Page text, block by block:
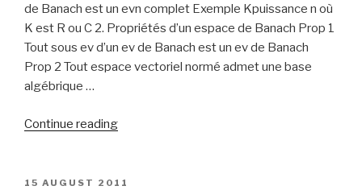
de Banach est un evn complet Exemple Kpuissance n où
K est R ou C 2. Propriétés d’un espace de Banach Prop 1
Tout sous ev d’un ev de Banach est un ev de Banach
Prop 2 Tout espace vectoriel normé admet une base
algébrique …
Continue reading“Espace
Espace
POSTED
15 AUGUST 2011